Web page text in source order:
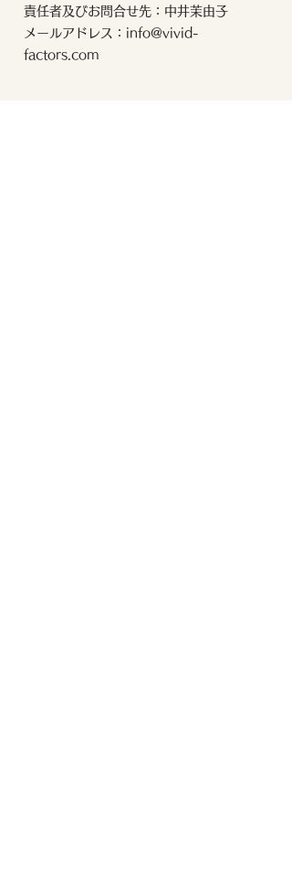
責任者及びお問合せ先：中井茉由子
メールアドレス： info@vivid-
factors.com